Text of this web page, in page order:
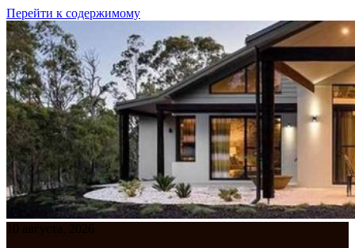
Перейти к содержимому
10 августа, 2026